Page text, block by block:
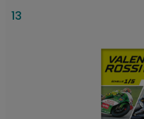
13